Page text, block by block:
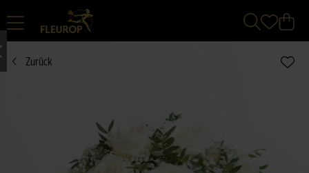
Zurück